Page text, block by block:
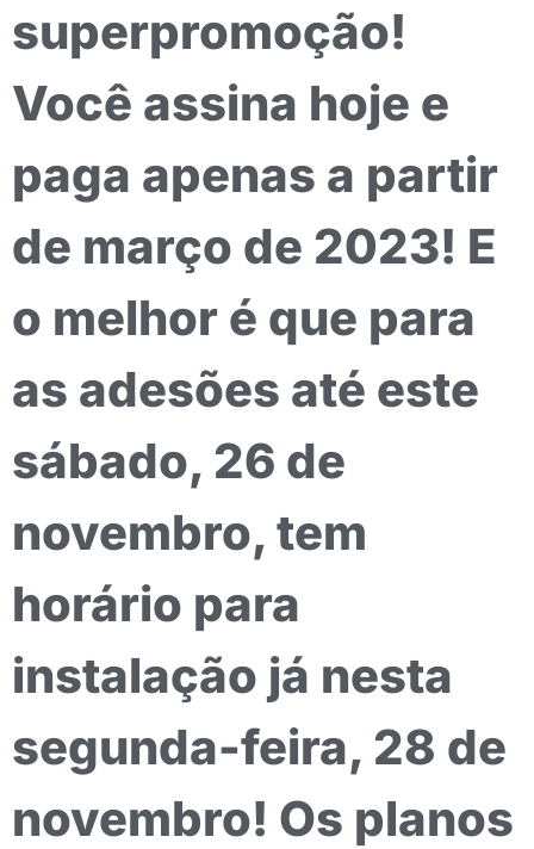
superpromoção!
Você assina hoje e
paga apenas a partir
de março de 2023! E
o melhor é que para
as adesões até este
sábado, 26 de
novembro, tem
horário para
instalação já nesta
segunda-feira, 28 de
novembro! Os planos